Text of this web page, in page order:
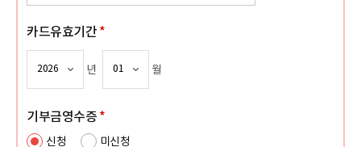
카드유효기간 *
년 월
기부금영수증 *
신청 미신청